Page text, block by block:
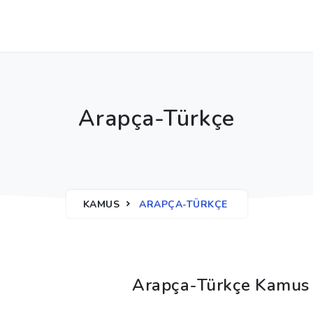
Arapça-Türkçe
KAMUS ARAPÇA-TÜRKÇE
Arapça-Türkçe Kamus